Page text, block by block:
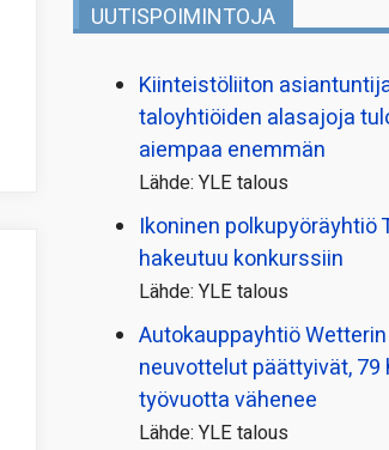
UUTISPOIMINTOJA
Kiinteistö­liiton
taloyhtiöiden alasajoja
aiempaa enemmän
Lähde: YLE talous
Ikoninen polkupyörä­yhtiö
hakeutuu konkurssiin
Lähde: YLE talous
Autokauppayhtiö
neuvottelut päättyivät,
työvuotta vähenee
Lähde: YLE talous